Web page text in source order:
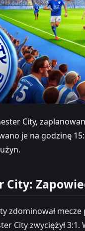
City,
je na godzinę
City:
zdominował
City zwyciężył